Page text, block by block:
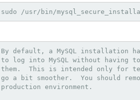
sudo /usr/bin/
By default, a MySQL installation
to log into MySQL without having
them.  This is intended only for
go a bit smoother.  You should
production environment.